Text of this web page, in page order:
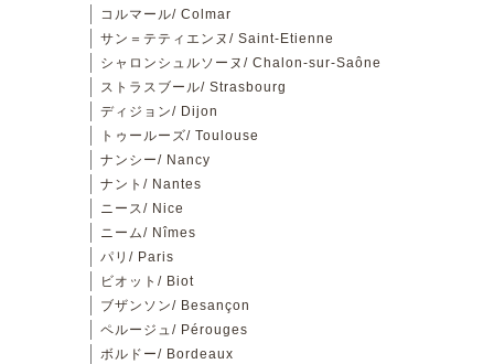
コルマール/ Colmar
サン＝テティエンヌ/ Saint-Etienne
シャロンシュルソーヌ/ Chalon-sur-Saône
ストラスブール/ Strasbourg
ディジョン/ Dijon
トゥールーズ/ Toulouse
ナンシー/ Nancy
ナント/ Nantes
ニース/ Nice
ニーム/ Nîmes
パリ/ Paris
ビオット/ Biot
ブザンソン/ Besançon
ペルージュ/ Pérouges
ボルドー/ Bordeaux